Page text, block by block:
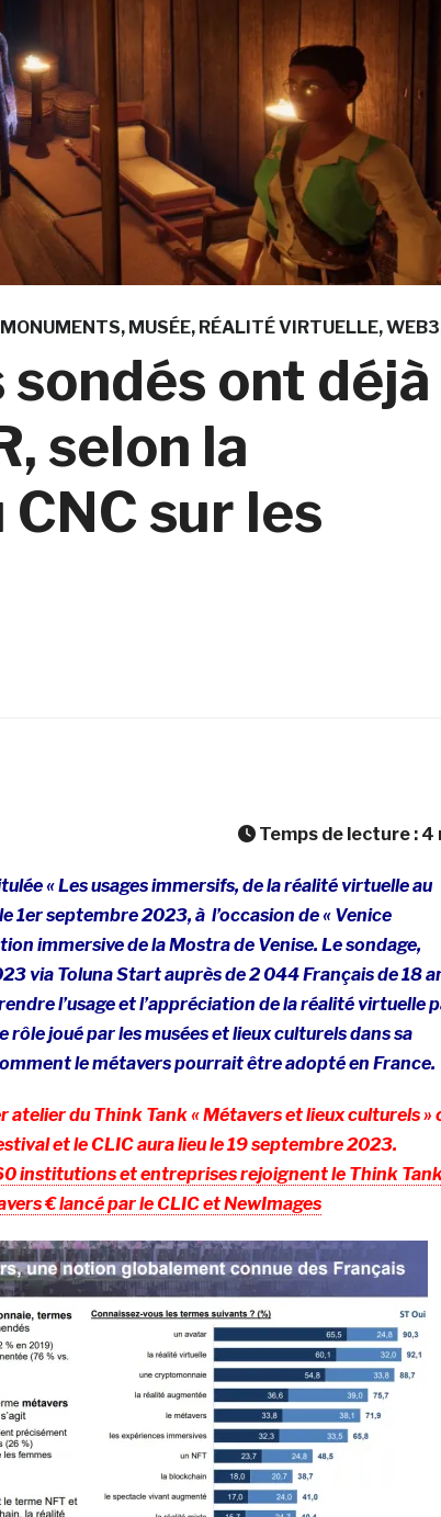
MONUMENTS MUSÉE RÉALITÉ VIRTUELLE WEB3
ont déjà
selon la
sur les
Temps de lecture : 4
« Les usages immersifs, de la réalité virtuelle au
1er septembre 2023, à l’occasion de « Venice
immersive de la Mostra de Venise. Le sondage,
via Toluna Start auprès de 2 044 Français de 18
l’usage et l’appréciation de la réalité virtuelle
rôle joué par les musées et lieux culturels dans sa
le métavers pourrait être adopté en France.
atelier du Think Tank « Métavers et lieux culturels »
et le CLIC aura lieu le 19 septembre 2023.
institutions et entreprises rejoignent le Think
€ lancé par le CLIC et NewImages